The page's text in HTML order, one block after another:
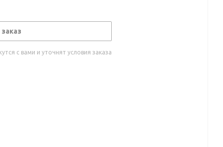
с вами и уточнят условия заказа